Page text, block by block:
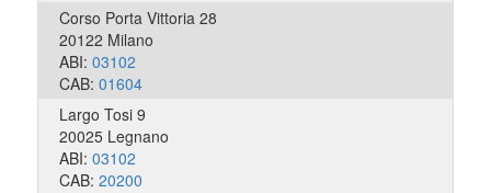
Corso Porta Vittoria 28
20122 Milano
ABI: 03102
CAB: 01604
Largo Tosi 9
20025 Legnano
ABI: 03102
CAB: 20200